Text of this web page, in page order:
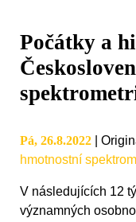
Počátky a
Pá, 26.8.2022
hmotnostní
V následujících 12
významných